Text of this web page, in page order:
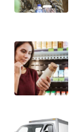
WN
CIANJUR
KEPULAUAN